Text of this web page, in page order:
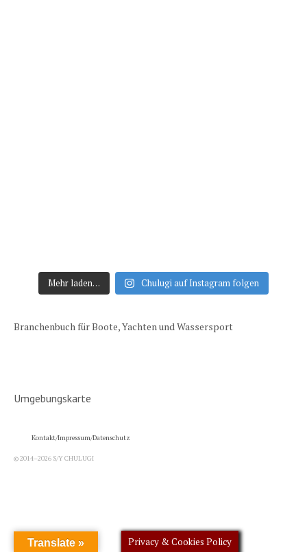
Mehr laden… Chulugi auf Instagram folgen
Branchenbuch für Boote, Yachten und Wassersport
Umgebungskarte
Kontakt/Impressum/Datenschutz
© 2014–2026 S/Y CHULUGI
Privacy & Cookies Policy
Translate »